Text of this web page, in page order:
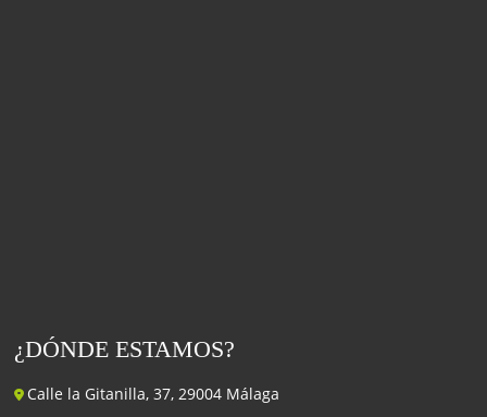
¿DÓNDE ESTAMOS?
Calle la Gitanilla, 37, 29004 Málaga